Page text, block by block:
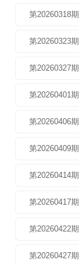
第20260318期
第20260323期
第20260327期
第20260401期
第20260406期
第20260409期
第20260414期
第20260417期
第20260422期
第20260427期